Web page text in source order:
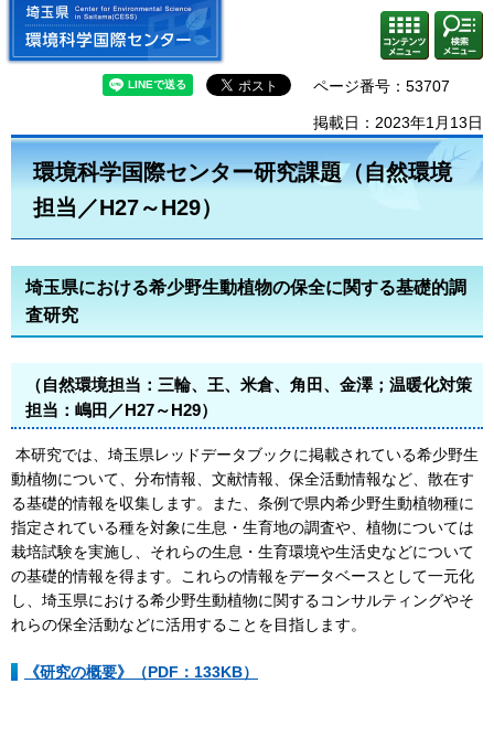
埼玉県 環境科学国際センター
コンテ
ンツメ
ニュー
検索・
共通メ
ニュー
ページ番号：53707
掲載日：2023年1月13日
環境科学国際センター研究課題（自然環境
担当／H27～H29）
埼玉県における希少野生動植物の保全に関する基礎的調
査研究
（自然環境担当：三輪、王、米倉、角田、金澤；温暖化対策
担当：嶋田／H27～H29）
本研究では、埼玉県レッドデータブックに掲載されている希少野生
動植物について、分布情報、文献情報、保全活動情報など、散在す
る基礎的情報を収集します。また、条例で県内希少野生動植物種に
指定されている種を対象に生息・生育地の調査や、植物については
栽培試験を実施し、それらの生息・生育環境や生活史などについて
の基礎的情報を得ます。これらの情報をデータベースとして一元化
し、埼玉県における希少野生動植物に関するコンサルティングやそ
れらの保全活動などに活用することを目指します。
《研究の概要》（PDF：133KB）